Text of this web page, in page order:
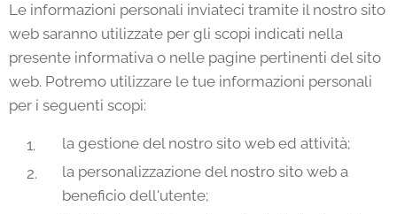
Le informazioni personali inviateci tramite il nostro sito
web saranno utilizzate per gli scopi indicati nella
presente informativa o nelle pagine pertinenti del sito
web. Potremo utilizzare le tue informazioni personali
per i seguenti scopi:
la gestione del nostro sito web ed attività;
la personalizzazione del nostro sito web a
beneficio dell'utente;